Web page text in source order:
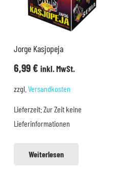
Jorge Kasjopeja
6,99€ inkl. MwSt.
zzgl. Versandkosten
Lieferzeit:Zur Zeit keine
Lieferinformationen
Weiterlesen